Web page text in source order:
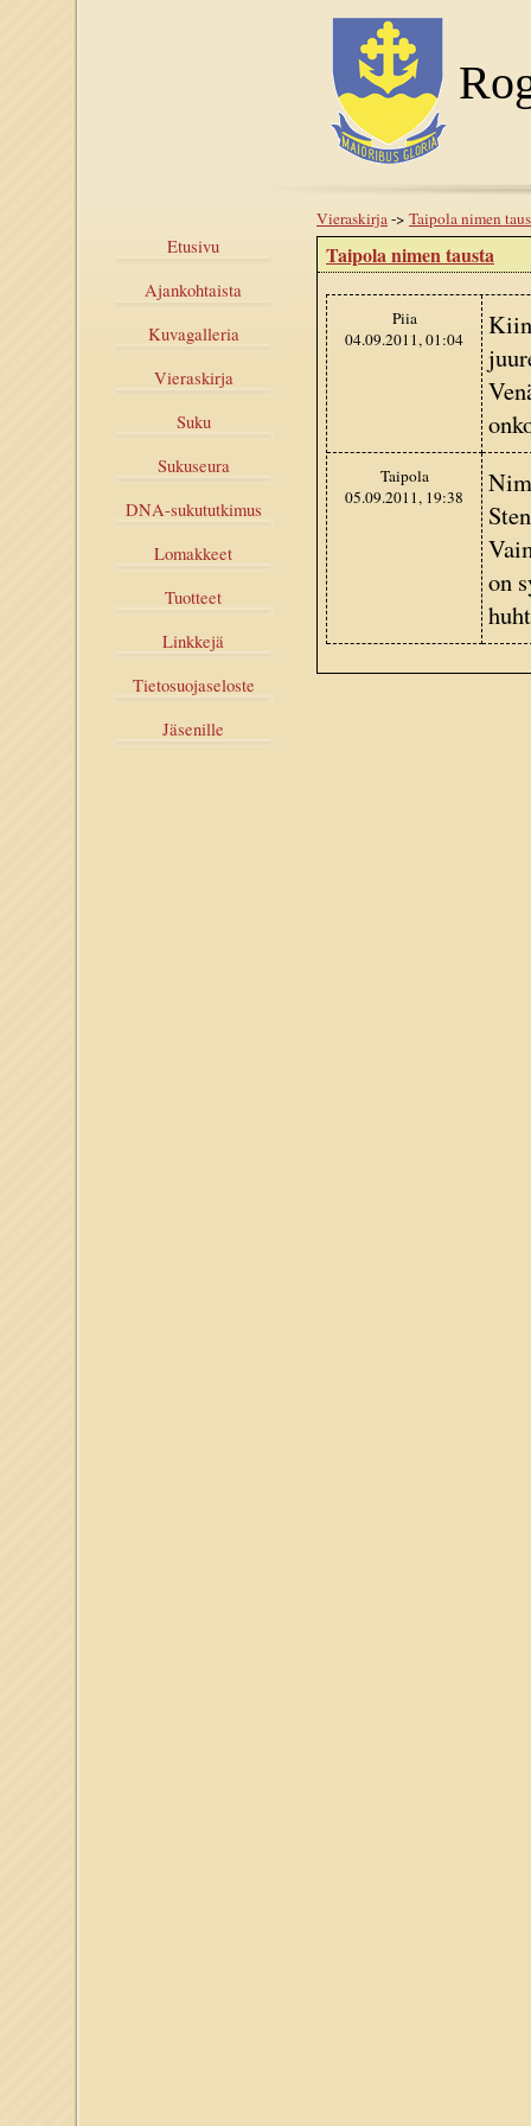
Etusivu
Ajankohtaista
Kuvagalleria
Vieraskirja
Suku
Sukuseura
DNA-sukututkimus
Lomakkeet
Tuotteet
Linkkejä
Tietosuojaseloste
Jäsenille
Vieraskirja-> Taipola nimen
Taipola nimen tausta
Piia
04.09.2011, 01:04
Taipola
05.09.2011, 19:38
on